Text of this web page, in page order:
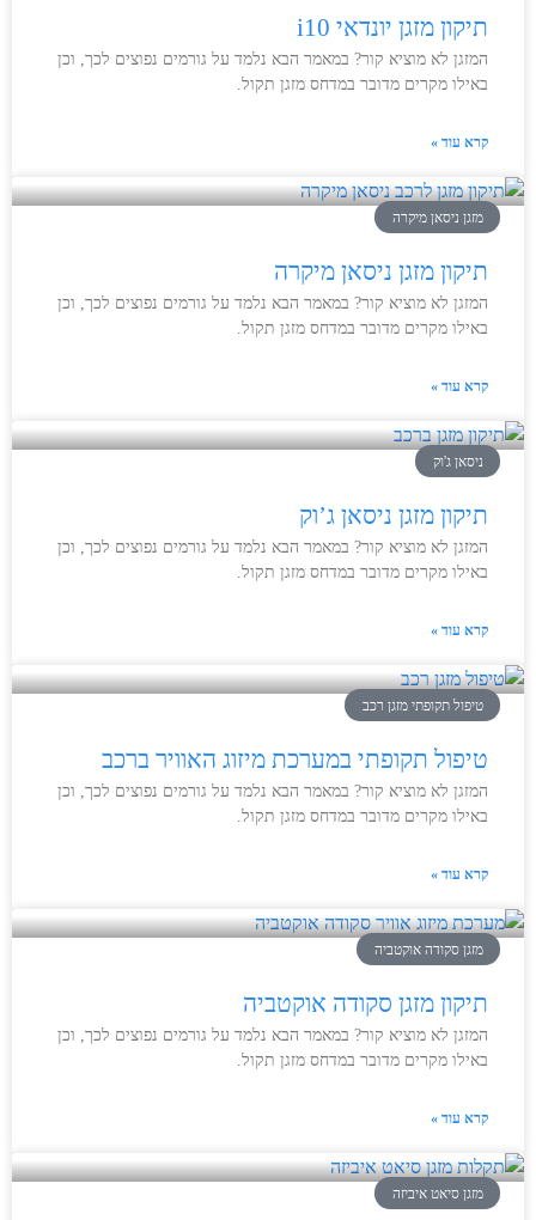
תיקון מזגן יונדאי i10
המזגן לא מוציא קור? במאמר הבא נלמד על גורמים נפוצים לכך, וכן
באילו מקרים מדובר במדחס מזגן תקול.
קרא עוד »
מזגן ניסאן מיקרה
תיקון מזגן ניסאן מיקרה
המזגן לא מוציא קור? במאמר הבא נלמד על גורמים נפוצים לכך, וכן
באילו מקרים מדובר במדחס מזגן תקול.
קרא עוד »
ניסאן ג'וק
תיקון מזגן ניסאן ג’וק
המזגן לא מוציא קור? במאמר הבא נלמד על גורמים נפוצים לכך, וכן
באילו מקרים מדובר במדחס מזגן תקול.
קרא עוד »
טיפול תקופתי מזגן רכב
טיפול תקופתי במערכת מיזוג האוויר ברכב
המזגן לא מוציא קור? במאמר הבא נלמד על גורמים נפוצים לכך, וכן
באילו מקרים מדובר במדחס מזגן תקול.
קרא עוד »
מזגן סקודה אוקטביה
תיקון מזגן סקודה אוקטביה
המזגן לא מוציא קור? במאמר הבא נלמד על גורמים נפוצים לכך, וכן
באילו מקרים מדובר במדחס מזגן תקול.
קרא עוד »
מזגן סיאט איביזה